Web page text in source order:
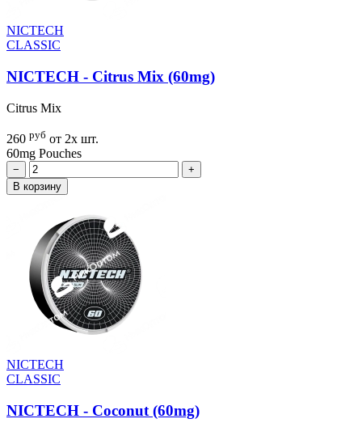
NICTECH
CLASSIC
NICTECH - Citrus Mix (60mg)
Citrus Mix
260 руб от 2х шт.
60mg Pouches
−
+
В корзину
NICTECH
CLASSIC
NICTECH - Coconut (60mg)